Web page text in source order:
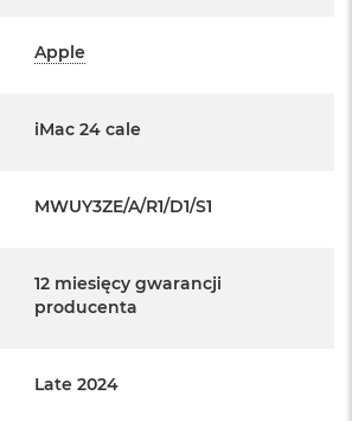
przedłużenia gwarancji producenta.
informacje na ten temat uzyskają Państwo
opakowanie
Apple
iMac 24 cale
MWUY3ZE/A/R1/D1/S1
12 miesięcy gwarancji
producenta
Late 2024